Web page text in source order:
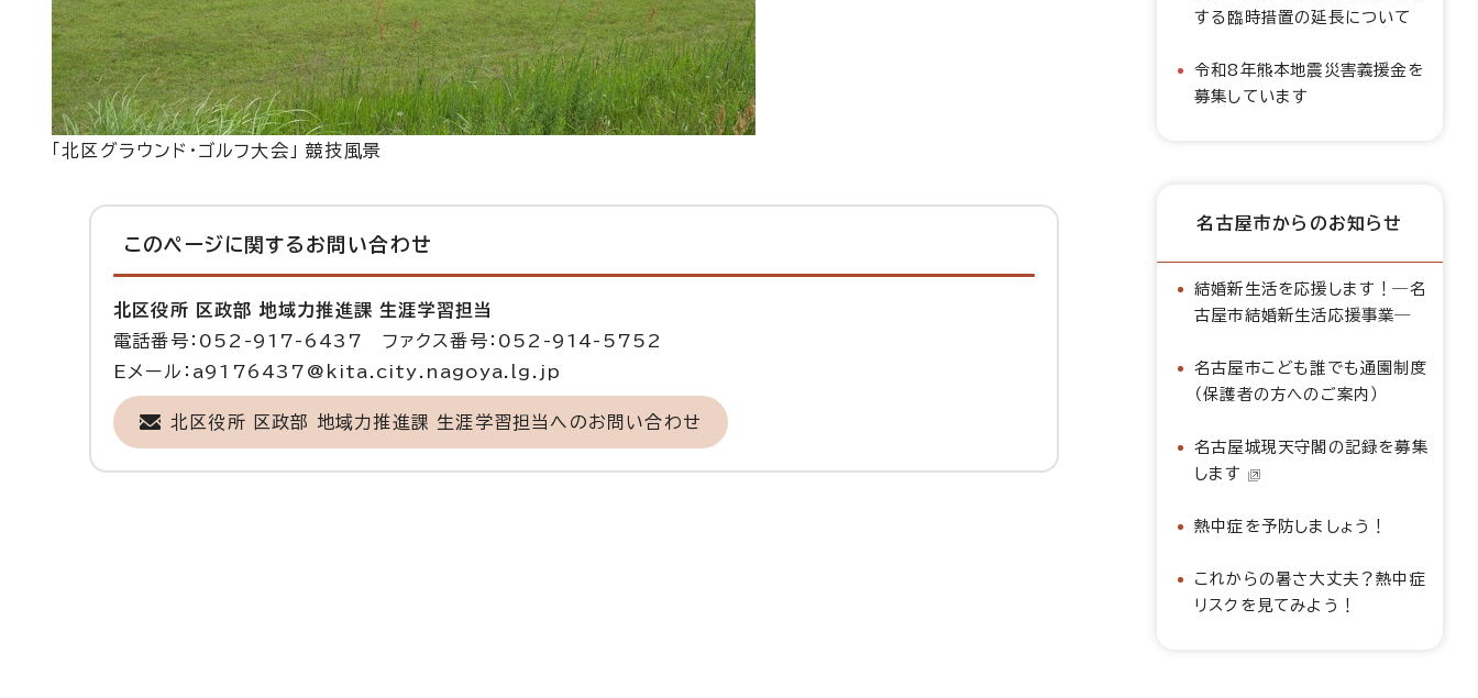
「北区グラウンド・ゴルフ大会」 競技風景
このページに関する お問い合わせ
北区役所 区政部 地域力推進課 生涯学習担当
電話番号：052-917-6437 ファクス番号：052-914-5752
Eメール：a9176437@kita.city.nagoya.lg.jp
北区役所 区政部 地域力推進課 生涯学習担当へのお問い合わせ
する臨時措置の延長について
令和8年熊本地震災害義援金を
募集しています
名古屋市からのお知らせ
結婚新生活を応援します！―名
古屋市結婚新生活応援事業―
名古屋市こども誰でも通園制度
（保護者の方へのご案内）
名古屋城現天守閣の記録を募集
します
熱中症を予防しましょう！
これからの暑さ大丈夫？熱中症
リスクを見てみよう！